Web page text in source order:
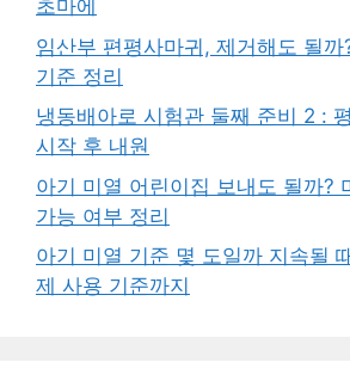
초마에
임산부 편평사마귀, 제거해도 될
기준 정리
냉동배아로 시험관 둘째 준비 2 :
시작 후 내원
아기 미열 어린이집 보내도 될까?
가능 여부 정리
아기 미열 기준 몇 도일까 지속될
제 사용 기준까지